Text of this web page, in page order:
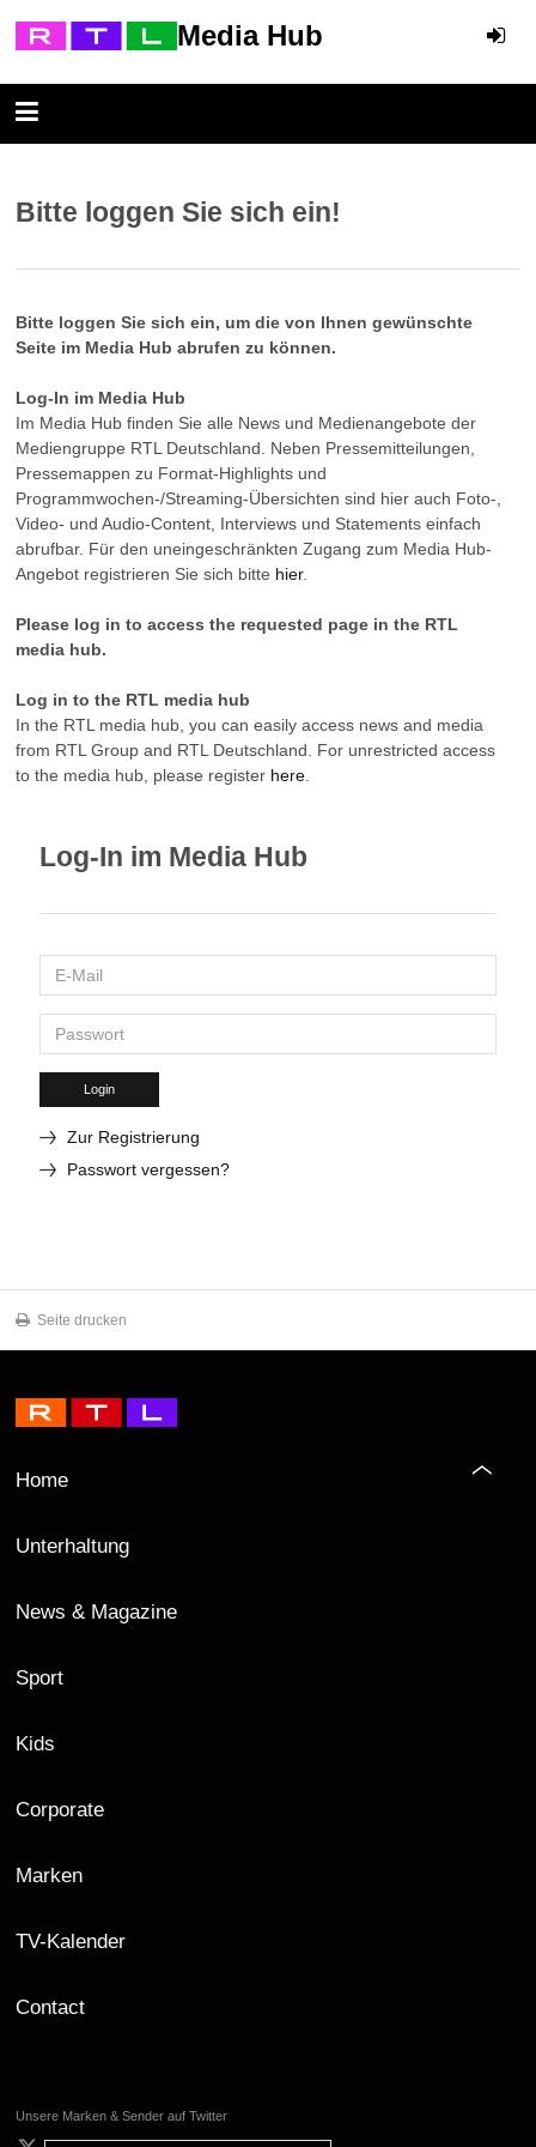
Media Hub
Bitte loggen Sie sich ein!
Bitte loggen Sie sich ein, um die von Ihnen gewünschte
Seite im Media Hub abrufen zu können.
Log-In im Media Hub
Im Media Hub finden Sie alle News und Medienangebote der
Mediengruppe RTL Deutschland. Neben Pressemitteilungen,
Pressemappen zu Format-Highlights und
Programmwochen-/Streaming-Übersichten sind hier auch Foto-,
Video- und Audio-Content, Interviews und Statements einfach
abrufbar. Für den uneingeschränkten Zugang zum Media Hub-
Angebot registrieren Sie sich bitte hier.
Please log in to access the requested page in the RTL
media hub.
Log in to the RTL media hub
In the RTL media hub, you can easily access news and media
from RTL Group and RTL Deutschland. For unrestricted access
to the media hub, please register here
Log-In im Media Hub
Login
Zur Registrierung
Passwort vergessen?
Seite drucken
Home
Unterhaltung
News & Magazine
Sport
Kids
Corporate
Marken
TV-Kalender
Contact
Unsere Marken & Sender auf Twitter